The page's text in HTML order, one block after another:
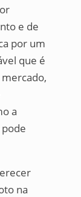
e de
por um
que é
a
na